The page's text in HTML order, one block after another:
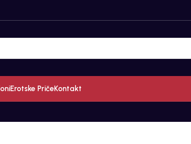
Erotske PričeKontakt